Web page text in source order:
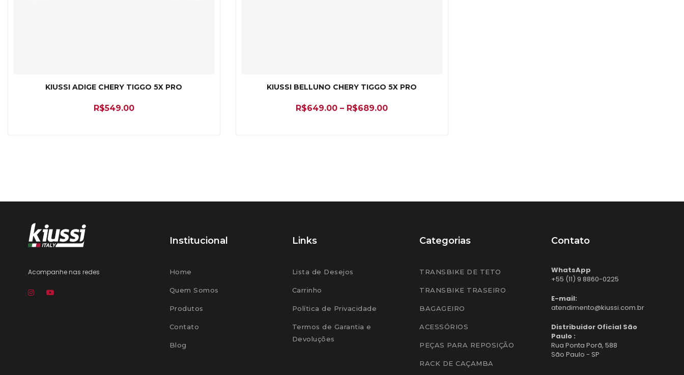
KIUSSI ADIGE CHERY TIGGO 5X PRO
R$549.00
KIUSSI BELLUNO CHERY TIGGO 5X PRO
R$649.00 – R$689.00
Acompanhe nas redes
Institucional
Home
Quem Somos
Produtos
Contato
Blog
Links
Lista de Desejos
Carrinho
Política de Privacidade
Termos de Garantia e
Devoluções
Categorias
TRANSBIKE DE TETO
TRANSBIKE TRASEIRO
BAGAGEIRO
ACESSÓRIOS
PEÇAS PARA REPOSIÇÃO
RACK DE CAÇAMBA
Contato
WhatsApp
+55 (11) 9 8860-0225
E-mail:
atendimento@kiussi.com.br
Distribuidor Oficial São
Paulo :
Rua Ponta Porã, 588
São Paulo - SP